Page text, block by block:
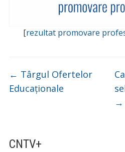
CNTV+
[rezultat promovare
← Târgul Ofertelor
Educaționale
→